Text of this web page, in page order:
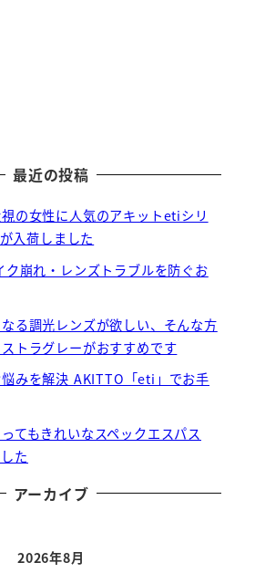
最近の投稿
の女性に人気のアキットetiシリ
入荷しました
ク崩れ・レンズトラブルを防ぐお
る調光レンズが欲しい、そんな方
トラグレーがおすすめです
みを解決 AKITTO「eti」でお手
てもきれいなスペックエスパス
た
アーカイブ
2026年8月